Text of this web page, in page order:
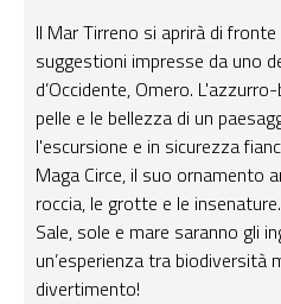
Il Mar Tirreno si aprirà di
suggestioni impresse da uno
d’Occidente, Omero.
pelle e le bellezza di un
l'escursione e in sicurezza
Maga Circe, il suo ornamento
roccia, le grotte e le insenature.
Sale, sole e mare saranno gli
un’esperienza tra biodiversità
divertimento!